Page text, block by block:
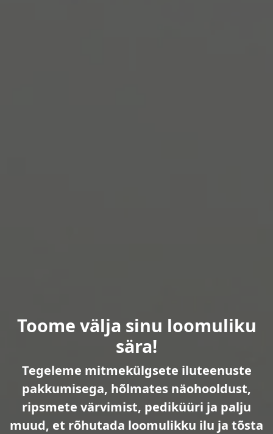
Toome välja sinu loomuliku
sära!
Tegeleme mitmekülgsete iluteenuste
pakkumisega, hõlmates näohooldust,
ripsmete värvimist, pediküüri ja palju
muud, et rõhutada loomulikku ilu ja tõsta